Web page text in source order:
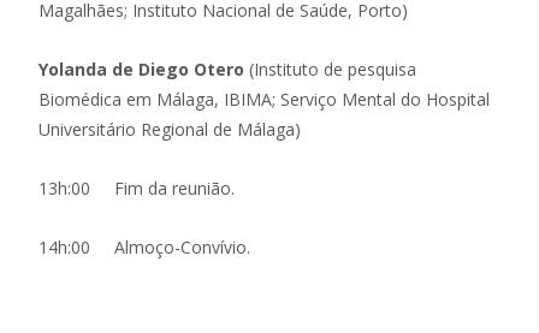
Magalhães; Instituto Nacional de Saúde, Porto)
Yolanda de Diego Otero (Instituto de pesquisa
Biomédica em Málaga, IBIMA; Serviço Mental do Hospital
Universitário Regional de Málaga)
13h:00 Fim da reunião.
14h:00 Almoço-Convívio.